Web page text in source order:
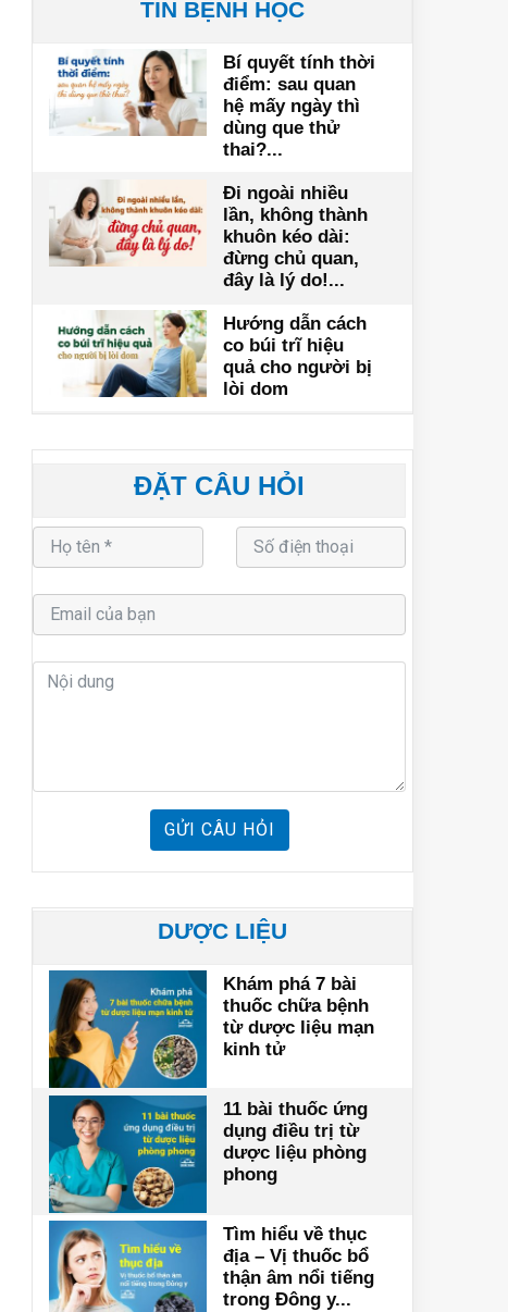
TIN BỆNH HỌC
Bí quyết tính thời
điểm: sau quan
hệ mấy ngày thì
dùng que thử
thai?...
Đi ngoài nhiều
lần, không thành
khuôn kéo dài:
đừng chủ quan,
đây là lý do!...
Hướng dẫn cách
co búi trĩ hiệu
quả cho người bị
lòi dom
ĐẶT CÂU HỎI
GỬI CÂU HỎI
DƯỢC LIỆU
Khám phá 7 bài
thuốc chữa bệnh
từ dược liệu mạn
kinh tử
11 bài thuốc ứng
dụng điều trị từ
dược liệu phòng
phong
Tìm hiểu về thục
địa – Vị thuốc bổ
thận âm nổi tiếng
trong Đông y...